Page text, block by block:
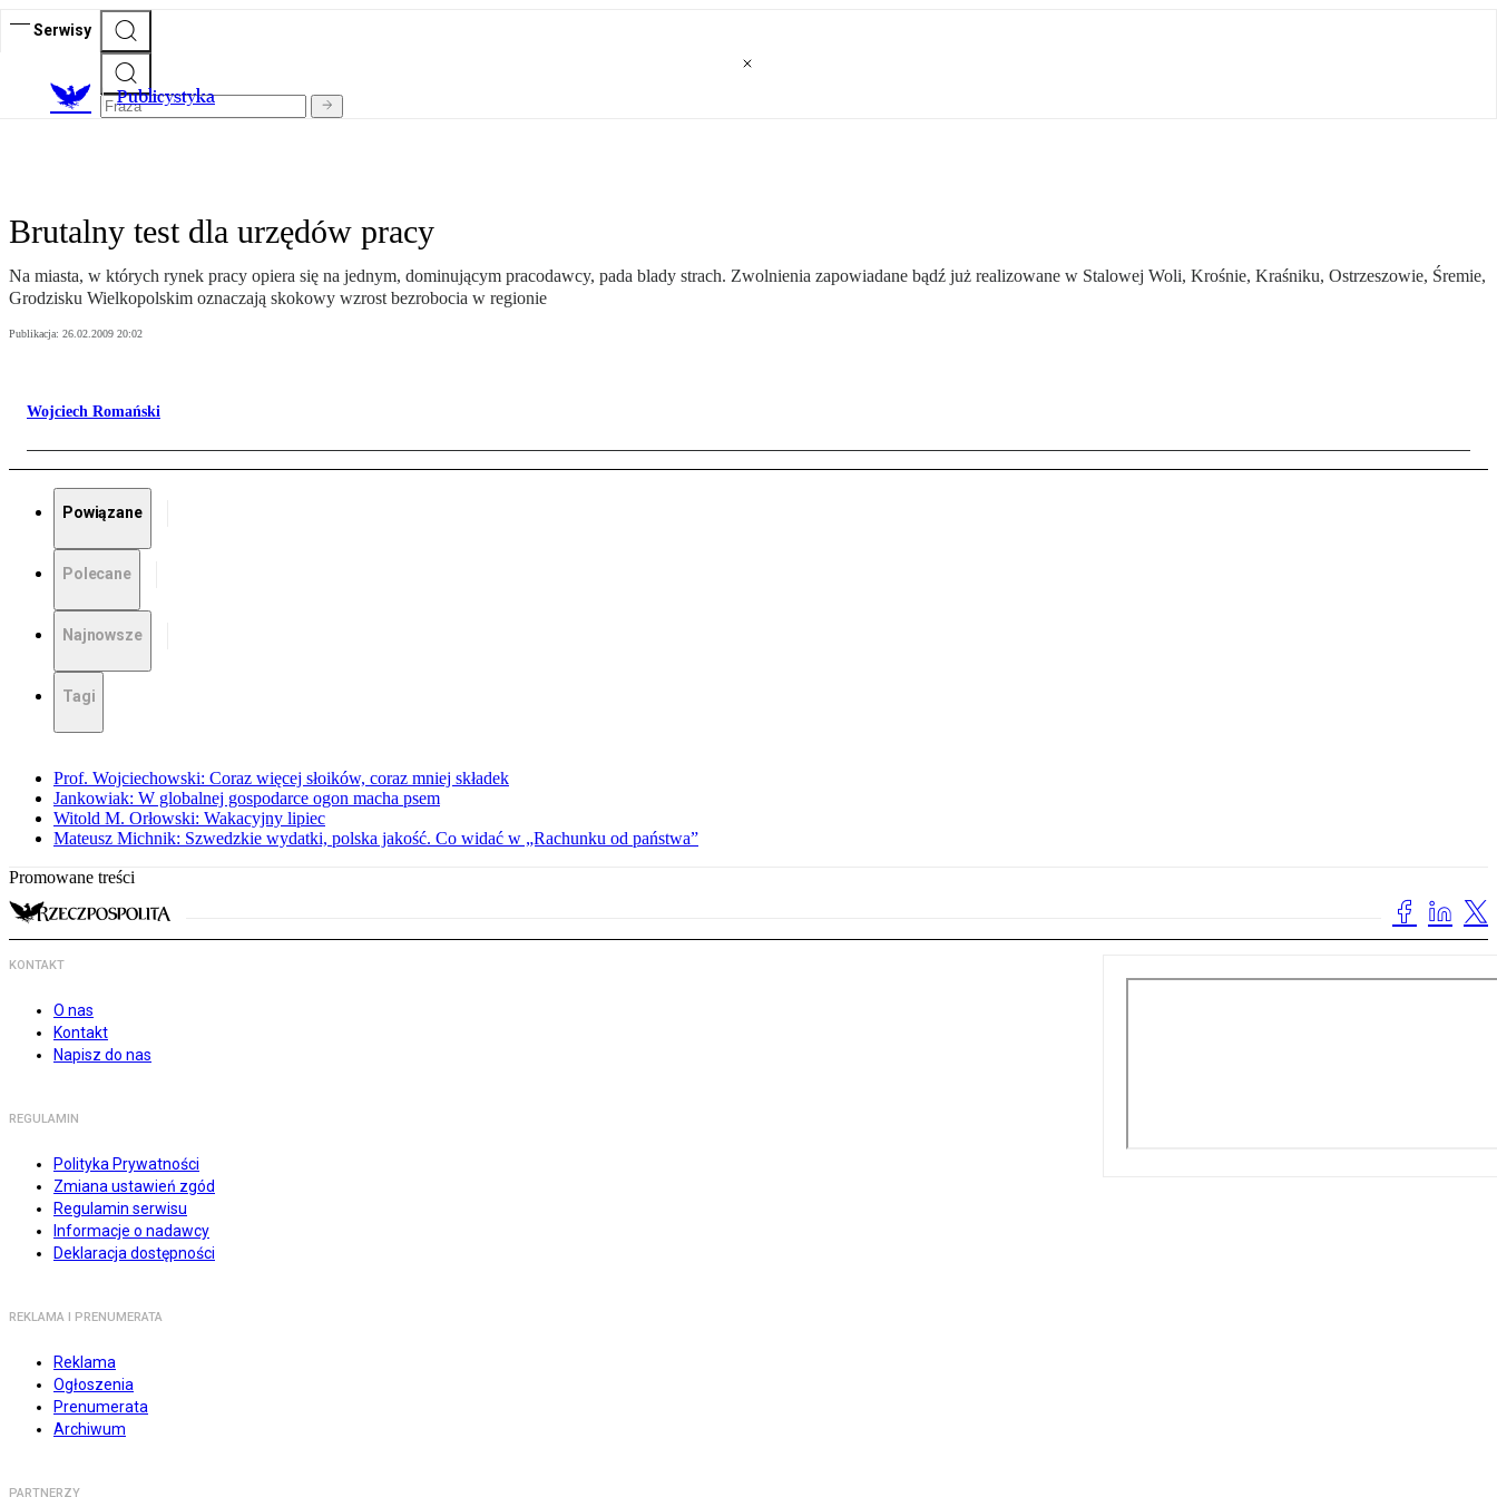
Serwisy
Publicystyka
Brutalny test dla urzędów pracy
Na miasta, w których rynek pracy opiera się na jednym, dominującym pracodawcy, pada blady strach. Zwolnienia zapowiadane bądź już realizowane w Stalowej Woli, Krośnie, Kraśniku, Ostrzeszowie, Śremie,
Grodzisku Wielkopolskim oznaczają skokowy wzrost bezrobocia w regionie
Publikacja: 26.02.2009 20:02
Wojciech Romański
Powiązane
Polecane
Najnowsze
Tagi
Prof. Wojciechowski: Coraz więcej słoików, coraz mniej składek
Jankowiak: W globalnej gospodarce ogon macha psem
Witold M. Orłowski: Wakacyjny lipiec
Mateusz Michnik: Szwedzkie wydatki, polska jakość. Co widać w „Rachunku od państwa”
Promowane treści
KONTAKT
O nas
Kontakt
Napisz do nas
REGULAMIN
Polityka Prywatności
Zmiana ustawień zgód
Regulamin serwisu
Informacje o nadawcy
Deklaracja dostępności
REKLAMA I PRENUMERATA
Reklama
Ogłoszenia
Prenumerata
Archiwum
PARTNERZY